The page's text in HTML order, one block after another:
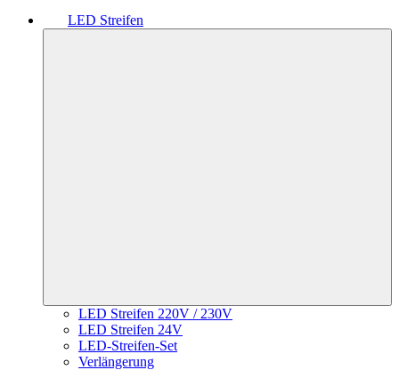
LED Streifen
LED Streifen 220V / 230V
LED Streifen 24V
LED-Streifen-Set
Verlängerung